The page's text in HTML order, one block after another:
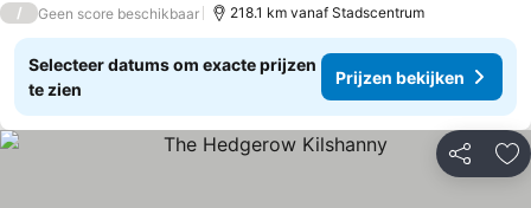
/ Geen score beschikbaar 218.1 km vanaf Stadscentrum
Selecteer datums om exacte prijzen
te zien
Prijzen bekijken
Delen